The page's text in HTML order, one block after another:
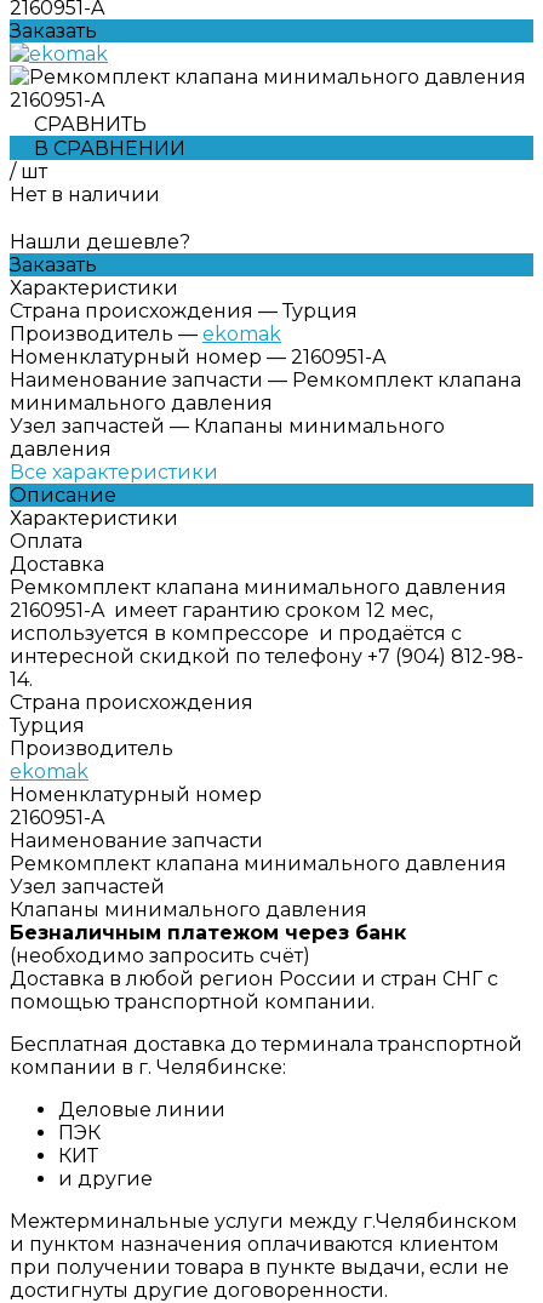
2160951-A
Заказать
СРАВНИТЬ
В СРАВНЕНИИ
/ шт
Нет в наличии
Нашли дешевле?
Заказать
Характеристики
Страна происхождения — Турция
Производитель — ekomak
Номенклатурный номер — 2160951-A
Наименование запчасти — Ремкомплект клапана
минимального давления
Узел запчастей — Клапаны минимального
давления
Все характеристики
Описание
Характеристики
Оплата
Доставка
Ремкомплект клапана минимального давления
2160951-A имеет гарантию сроком 12 мес,
используется в компрессоре и продаётся с
интересной скидкой по телефону +7 (904) 812-98-
14.
Страна происхождения
Турция
Производитель
ekomak
Номенклатурный номер
2160951-A
Наименование запчасти
Ремкомплект клапана минимального давления
Узел запчастей
Клапаны минимального давления
Безналичным платежом через банк
(необходимо запросить счёт)
Доставка в любой регион России и стран СНГ с
помощью транспортной компании.
Бесплатная доставка до терминала транспортной
компании в г. Челябинске:
Деловые линии
ПЭК
КИТ
и другие
Межтерминальные услуги между г.Челябинском
и пунктом назначения оплачиваются клиентом
при получении товара в пункте выдачи, если не
достигнуты другие договоренности.